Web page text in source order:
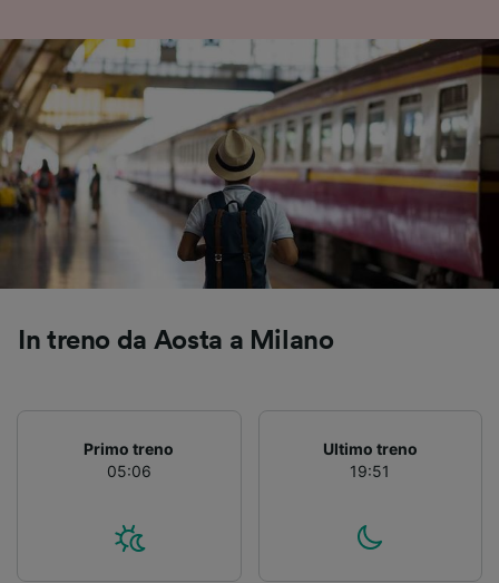
In treno da Aosta a Milano
Primo treno
05:06
Ultimo treno
19:51